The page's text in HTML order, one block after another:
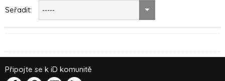
Seřadit: -----
Připojte se k iD komunitě